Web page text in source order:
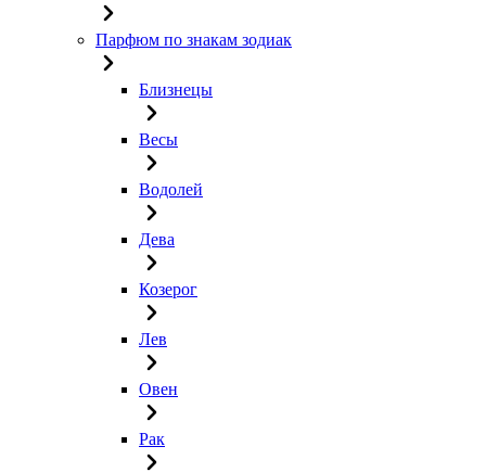
Парфюм по знакам зодиак
Близнецы
Весы
Водолей
Дева
Козерог
Лев
Овен
Рак